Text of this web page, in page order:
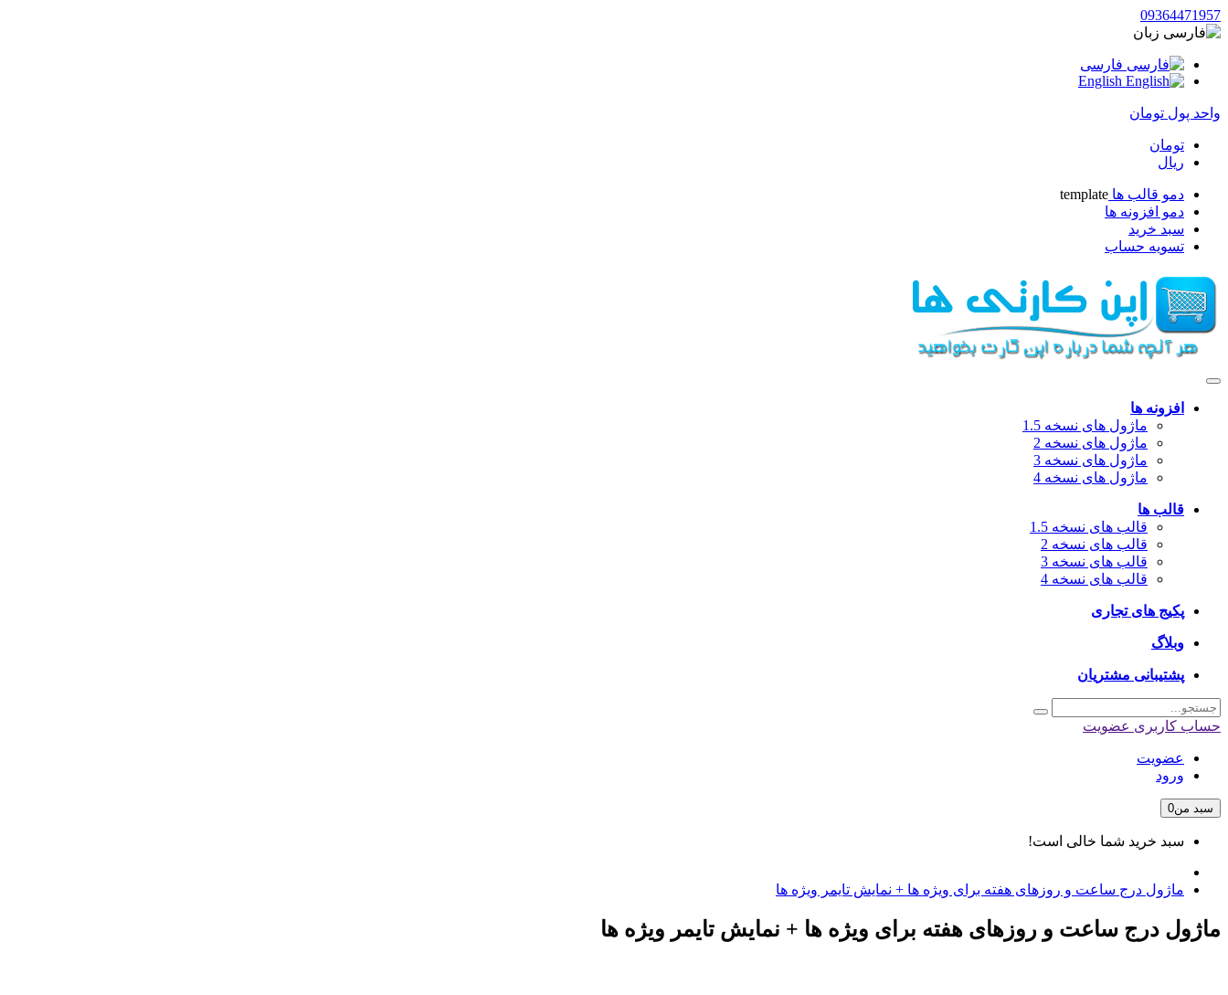
09364471957
زبان
فارسی
واحد پول تومان
تومان
ریال
دمو قالب ها template
دمو افزونه ها
سبد خرید
تسویه حساب
افزونه ها
ماژول های نسخه 1.5
ماژول های نسخه 2
ماژول های نسخه 3
ماژول های نسخه 4
قالب ها
قالب های نسخه 1.5
قالب های نسخه 2
قالب های نسخه 3
قالب های نسخه 4
پکیج های تجاری
وبلاگ
پشتیبانی مشتریان
حساب کاربری عضویت
عضویت
ورود
سبد من0
سبد خرید شما خالی است!
ماژول درج ساعت و روزهای هفته برای ویژه ها + نمایش تایمر ویژه ها
ماژول درج ساعت و روزهای هفته برای ویژه ها + نمایش تایمر ویژه ها